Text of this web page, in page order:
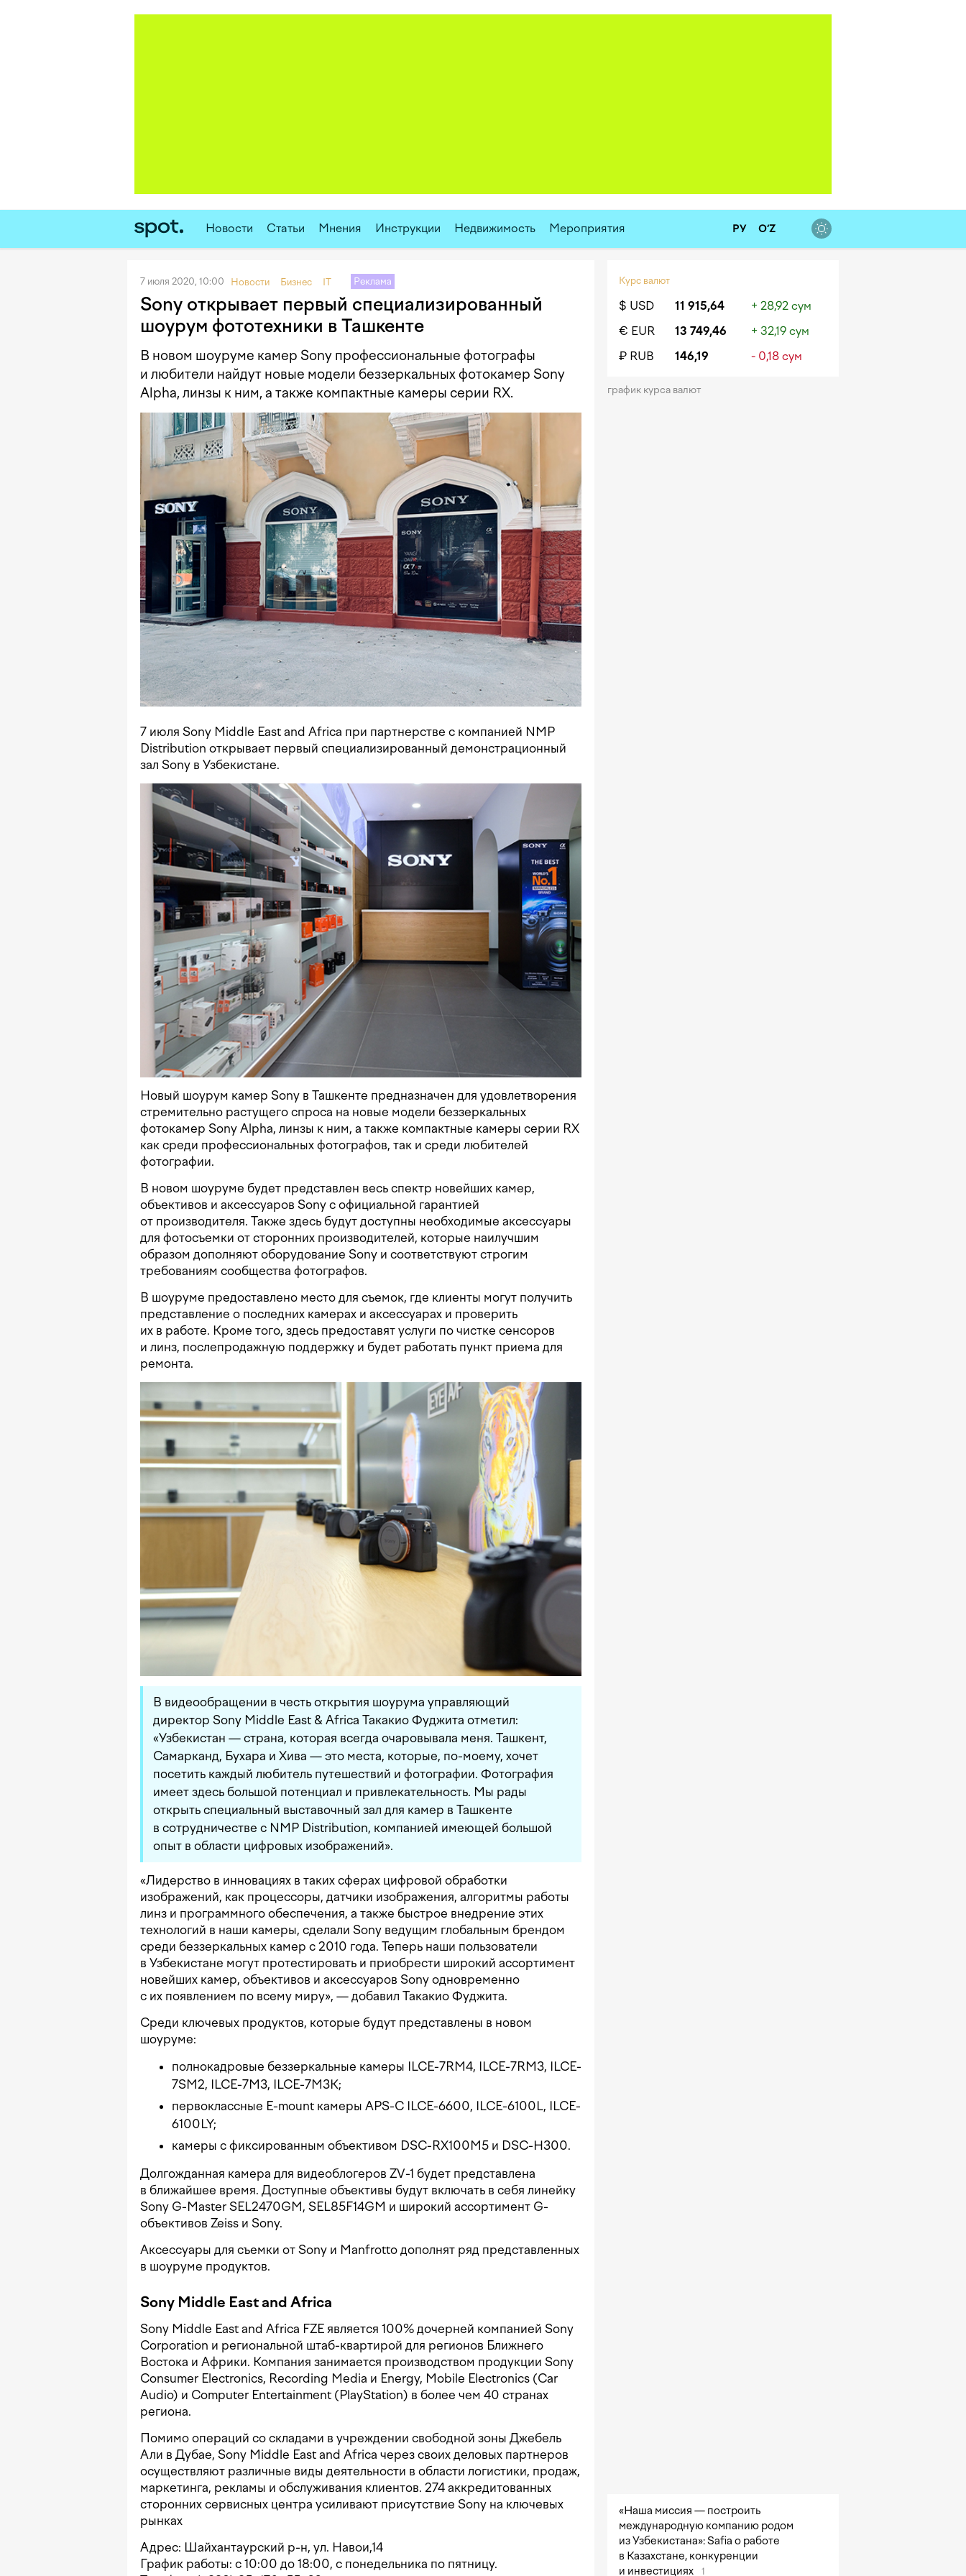
Новости Статьи Мнения Инструкции Недвижимость Мероприятия РУ O‘Z
7 июля 2020, 10:00 Новости Бизнес IT Реклама
Sony открывает первый специализированный
шоурум фототехники в Ташкенте
В новом шоуруме камер Sony профессиональные фотографы
и любители найдут новые модели беззеркальных фотокамер Sony
Alpha, линзы к ним, а также компактные камеры серии RX.
7 июля Sony Middle East and Africa при партнерстве с компанией NMP
Distribution открывает первый специализированный демонстрационный
зал Sony в Узбекистане.
Новый шоурум камер Sony в Ташкенте предназначен для удовлетворения
стремительно растущего спроса на новые модели беззеркальных
фотокамер Sony Alpha, линзы к ним, а также компактные камеры серии RX
как среди профессиональных фотографов, так и среди любителей
фотографии.
В новом шоуруме будет представлен весь спектр новейших камер,
объективов и аксессуаров Sony с официальной гарантией
от производителя. Также здесь будут доступны необходимые аксессуары
для фотосъемки от сторонних производителей, которые наилучшим
образом дополняют оборудование Sony и соответствуют строгим
требованиям сообщества фотографов.
В шоуруме предоставлено место для съемок, где клиенты могут получить
представление о последних камерах и аксессуарах и проверить
их в работе. Кроме того, здесь предоставят услуги по чистке сенсоров
и линз, послепродажную поддержку и будет работать пункт приема для
ремонта.
В видеообращении в честь открытия шоурума управляющий
директор Sony Middle East & Africa Такакио Фуджита отметил:
«Узбекистан — страна, которая всегда очаровывала меня. Ташкент,
Самарканд, Бухара и Хива — это места, которые, по-моему, хочет
посетить каждый любитель путешествий и фотографии. Фотография
имеет здесь большой потенциал и привлекательность. Мы рады
открыть специальный выставочный зал для камер в Ташкенте
в сотрудничестве с NMP Distribution, компанией имеющей большой
опыт в области цифровых изображений».
«Лидерство в инновациях в таких сферах цифровой обработки
изображений, как процессоры, датчики изображения, алгоритмы работы
линз и программного обеспечения, а также быстрое внедрение этих
технологий в наши камеры, сделали Sony ведущим глобальным брендом
среди беззеркальных камер с 2010 года. Теперь наши пользователи
в Узбекистане могут протестировать и приобрести широкий ассортимент
новейших камер, объективов и аксессуаров Sony одновременно
с их появлением по всему миру», — добавил Такакио Фуджита.
Среди ключевых продуктов, которые будут представлены в новом
шоуруме:
полнокадровые беззеркальные камеры ILCE-7RM4, ILCE-7RM3, ILCE-
7SM2, ILCE-7M3, ILCE-7M3K;
первоклассные E-mount камеры APS-C ILCE-6600, ILCE-6100L, ILCE-
6100LY;
камеры с фиксированным объективом DSC-RX100M5 и DSC-H300.
Долгожданная камера для видеоблогеров ZV-1 будет представлена
в ближайшее время. Доступные объективы будут включать в себя линейку
Sony G-Master SEL2470GM, SEL85F14GM и широкий ассортимент G-
объективов Zeiss и Sony.
Аксессуары для съемки от Sony и Manfrotto дополнят ряд представленных
в шоуруме продуктов.
Sony Middle East and Africa
Sony Middle East and Africa FZE является 100% дочерней компанией Sony
Corporation и региональной штаб-квартирой для регионов Ближнего
Востока и Африки. Компания занимается производством продукции Sony
Consumer Electronics, Recording Media и Energy, Mobile Electronics (Car
Audio) и Computer Entertainment (PlayStation) в более чем 40 странах
региона.
Помимо операций со складами в учреждении свободной зоны Джебель
Али в Дубае, Sony Middle East and Africa через своих деловых партнеров
осуществляют различные виды деятельности в области логистики, продаж,
маркетинга, рекламы и обслуживания клиентов. 274 аккредитованных
сторонних сервисных центра усиливают присутствие Sony на ключевых
рынках
Адрес: Шайхантаурский р-н, ул. Навои,14
График работы: с 10:00 до 18:00, с понедельника по пятницу.
Курс валют
$ USD 11 915,64
+ 28,92 сум
€ EUR
13 749,46
+ 32,19 сум
₽ RUB
146,19 - 0,18 сум
график курса валют
«Наша миссия — построить
международную компанию родом
из Узбекистана»: Safia о работе
в Казахстане, конкуренции
и инвестициях
1